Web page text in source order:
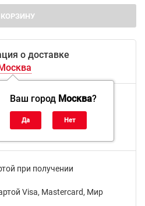
КОРЗИНУ
о доставке
Москва
Ваш город Москва?
при получении
Visa, Mastercard, Мир